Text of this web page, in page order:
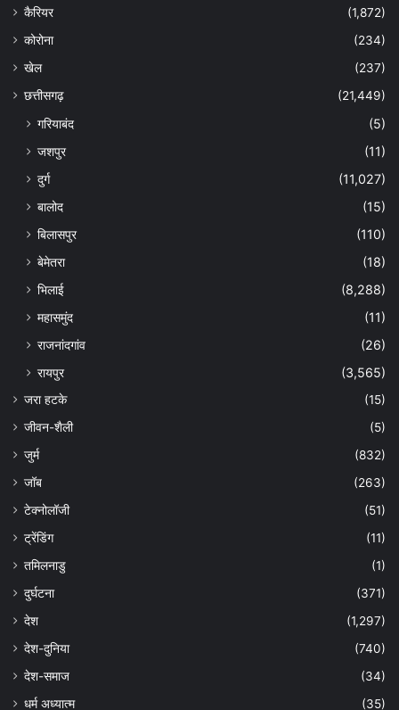
कैरियर
(1,872)
कोरोना
(234)
खेल
(237)
छत्तीसगढ़
(21,449)
गरियाबंद
(5)
जशपुर
(11)
दुर्ग
(11,027)
बालोद
(15)
बिलासपुर
(110)
बेमेतरा
(18)
भिलाई
(8,288)
महासमुंद
(11)
राजनांदगांव
(26)
रायपुर
(3,565)
जरा हटके
(15)
जीवन-शैली
(5)
जुर्म
(832)
जॉब
(263)
टेक्नोलॉजी
(51)
ट्रेंडिंग
(11)
तमिलनाडु
(1)
दुर्घटना
(371)
देश
(1,297)
देश-दुनिया
(740)
देश-समाज
(34)
धर्म अध्यात्म
(35)